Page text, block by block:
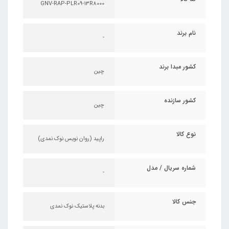
GNV-RAP-PLR09-13R8000
نام برند -
کشور مبدا برند چین
کشور سازنده چین
نوع کالا راپید (روان نویس نوک نمدی)
شماره سریال / مدل -
جنس کالا بدنه پلاستیک نوک نمدی